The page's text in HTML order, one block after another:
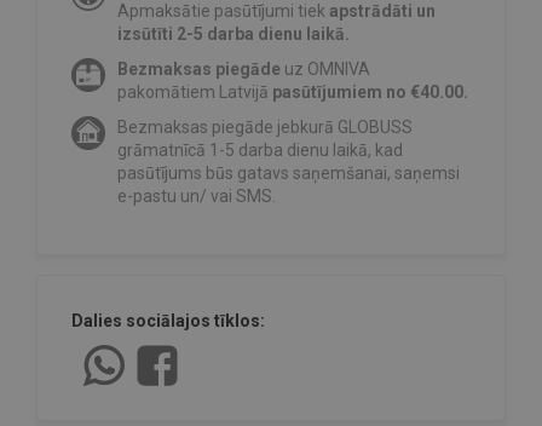
Apmaksātie pasūtījumi tiekapstrādāti un
izsūtīti 2-5 darba dienu laikā.
Bezmaksas piegāde uz OMNIVA
pakomātiem Latvijā pasūtījumiem no €40.00.
Bezmaksas piegāde jebkurā GLOBUSS
grāmatnīcā 1-5 darba dienu laikā, kad
pasūtījums būs gatavs saņemšanai, saņemsi
e-pastu un/ vai SMS.
Dalies sociālajos tīklos: